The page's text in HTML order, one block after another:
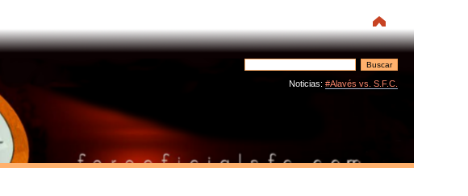
Noticias: #Alavés vs. S.F.C.